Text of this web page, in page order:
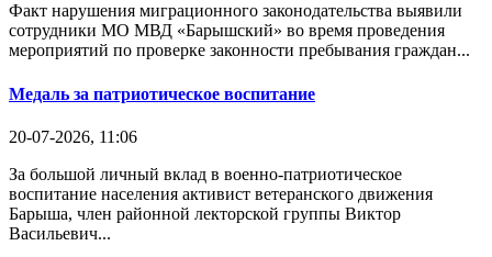
Факт нарушения миграционного законодательства выявили
сотрудники МО МВД «Барышский» во время проведения
мероприятий по проверке законности пребывания граждан...
Медаль за патриотическое воспитание
20-07-2026, 11:06
За большой личный вклад в военно-патриотическое
воспитание населения активист ветеранского движения
Барыша, член районной лекторской группы Виктор
Васильевич...